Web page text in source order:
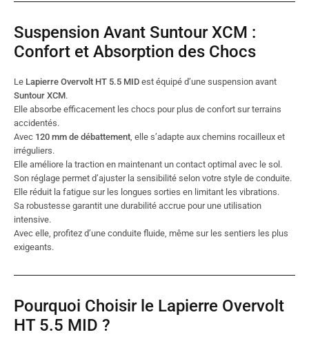
Suspension Avant Suntour XCM :
Confort et Absorption des Chocs
Le Lapierre Overvolt HT 5.5 MID est équipé d’une suspension avant
Suntour XCM.
Elle absorbe efficacement les chocs pour plus de confort sur terrains
accidentés.
Avec 120 mm de débattement, elle s’adapte aux chemins rocailleux et
irréguliers.
Elle améliore la traction en maintenant un contact optimal avec le sol.
Son réglage permet d’ajuster la sensibilité selon votre style de conduite.
Elle réduit la fatigue sur les longues sorties en limitant les vibrations.
Sa robustesse garantit une durabilité accrue pour une utilisation
intensive.
Avec elle, profitez d’une conduite fluide, même sur les sentiers les plus
exigeants.
Pourquoi Choisir le Lapierre Overvolt
HT 5.5 MID ?